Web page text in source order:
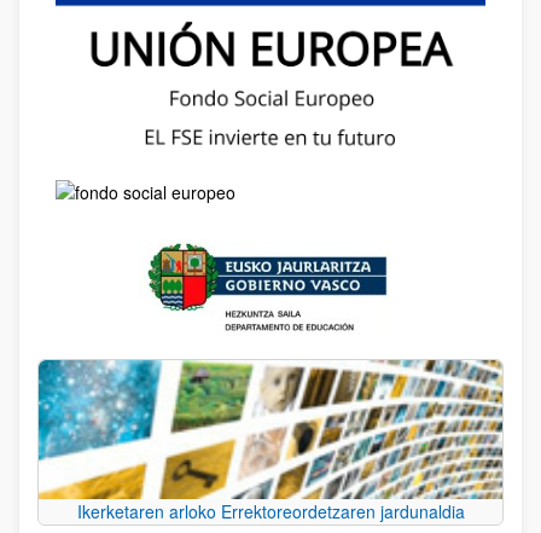
Ikerketaren arloko Errektoreordetzaren jardunaldia